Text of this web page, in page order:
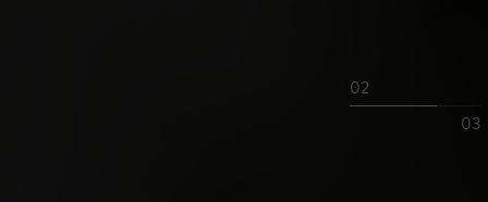
02
03